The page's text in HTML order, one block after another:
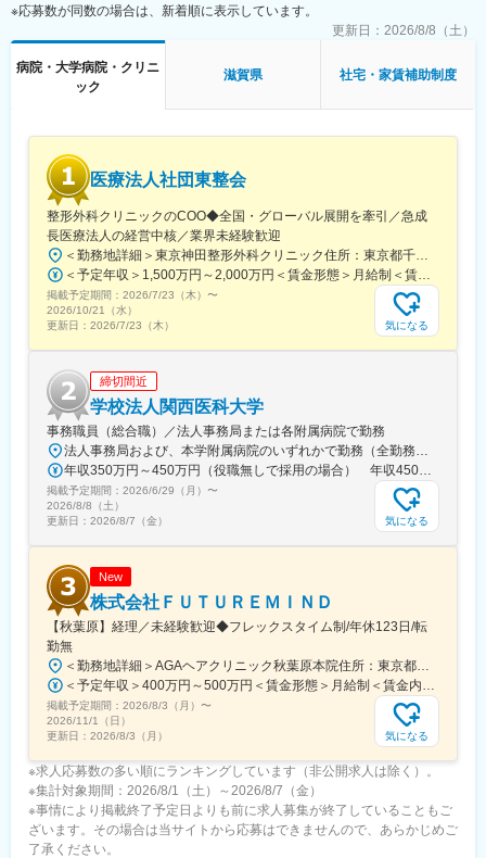
今後は全国的に多数の医療法人をグループ化を加速していき、今
後はグループ売上高120億円、スタッフ数1,000名を超える事業規
高のホスピタリティ、働くスタッフたちには働きやすさと十分な
待遇が実現した職場環境、そして日本全国での医療介護サービス
の持続性の３つを実現できる会社として大きく成長していくこと
今後日本、特に地方では2040年までは高齢者の数が増え続け、そ
の後は人口減少による患者、医療者ともに減少していきます。
そのような社会情勢の変化を見据えて、グループ法人としての一
体となって事業展開できる強みを活かし、安全で安心な医療介護
提供体制・就労環境を作るべく、これまでの医療サービス、医療
機関支援会社の枠にとらわれずにチャレンジしていきたいと思っ
ています。
その上で、10年以内に母体である株式会社の上場も見据え運営し
ていきたいと考えております。
※応募数が同数の場合は、新着順に表示しています。
更新日： 2026/8/8（土）
病院・大学病院・クリニ
ック
滋賀県 社宅・家賃補助制度
医療法人社団東整会
整形外科クリニックのCOO◆全国・グローバル展開を牽引／急成
長医療法人の経営中核／業界未経験歓迎
＜勤務地詳細＞東京神田整形外科クリニック住所：東京都千代田区鍛冶町2丁目8-6 メディカルプライム神田3F勤務地最寄駅：JR山手線／神田駅受動喫煙対策：屋内全面禁煙変更の範囲：会社の定める事業所
＜予定年収＞1,500万円～2,000万円＜賃金形態＞月給制＜賃金内訳＞月額（基本給）：1,200,000円～1,500,000円＜月給＞1,200,000円～1,500,000円＜昇給有無＞有＜残業手当＞有＜給与補足＞※経験やスキルを考慮して決定します。■昇給：年1回■賞与：年2回賃金はあくまでも目安の金額であり、選考を通じて上下する可能性があります。月給(月額)は固定手当を含めた表記です。
掲載予定期間： 2026/7/23（木） 〜
2026/10/21（水）
更新日： 2026/7/23（木） 気になる
締切間近
学校法人関西医科大学
事務職員（総合職）／法人事務局または各附属病院で勤務
法人事務局および、本学附属病院のいずれかで勤務（全勤務地、最寄り駅から徒歩5分以内）【関西医科大学 法人事務局】大阪府枚方市新町2丁目5-1■京阪本線 枚方市駅～徒歩5分※京阪 枚方市駅まで…・京阪 京橋駅から特急乗車14分・京阪 中書島駅から特急乗車16分【附属病院】大阪府枚方市新町2丁目3-1■京阪本線 枚方市駅～徒歩3分【総合医療センター】大阪府守口市文園町10-15■京阪本線 滝井駅～徒歩3分■地下鉄谷町線・今里筋線 太子橋今市駅～徒歩5分 ※京阪 滝井駅まで… ・京阪 京橋駅から各停乗車9分 ※谷町線 太子橋今市駅まで…・谷町線 大日駅から乗車8分・谷町線 東梅田駅から乗車13分【香里病院】大阪府寝屋川市香里本通町8-45■京阪本線 香里園駅～徒歩1分 ※京阪 香里園駅まで… ・京阪 京橋駅・樟葉駅から準急乗車15分 ・京阪中書島駅から準急乗車35分（特急乗車、枚方市駅で乗り換えると25分） ◎経験・能力など適性を考慮し配属します。 ※転居を伴う転勤なし※U・Iターン歓迎
年収350万円～450万円（役職無しで採用の場合） 年収450万円～550万円（主任級で採用の場合）
掲載予定期間： 2026/6/29（月） 〜
2026/8/8（土）
更新日： 2026/8/7（金） 気になる
New
株式会社ＦＵＴＵＲＥＭＩＮＤ
【秋葉原】経理／未経験歓迎◆フレックスタイム制/年休123日/転
勤無
＜勤務地詳細＞AGAヘアクリニック秋葉原本院住所：東京都千代田区外神田3-12-8 住友不動産秋葉原ビル9F受動喫煙対策：屋内全面禁煙変更の範囲：会社の定める事業所（リモートワーク含む）
＜予定年収＞400万円～500万円＜賃金形態＞月給制＜賃金内訳＞月額（基本給）：275,000円～350,000円＜月給＞275,000円～350,000円＜昇給有無＞有＜残業手当＞有＜給与補足＞■ 多職種手当:5万円（複数の職種をマルチに対応するスタッフへの手当） ■ 多エリア手当:4万円（複数の拠点を横断してくれるスタッフへの手当） ■ 役職手当:0～52万円■ 達成手当：0～100万円（半期評価によって増減する手当）賃金はあくまでも目安の金額であり、選考を通じて上下する可能性があります。月給(月額)は固定手当を含めた表記です。
掲載予定期間： 2026/8/3（月） 〜
2026/11/1（日）
更新日： 2026/8/3（月） 気になる
※求人応募数の多い順にランキングしています（非公開求人は除く）。
※集計対象期間：2026/8/1（土）～2026/8/7（金）
※事情により掲載終了予定日よりも前に求人募集が終了していることもご
ざいます。その場合は当サイトから応募はできませんので、あらかじめご
了承ください。